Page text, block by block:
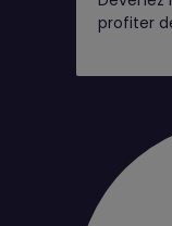
profiter